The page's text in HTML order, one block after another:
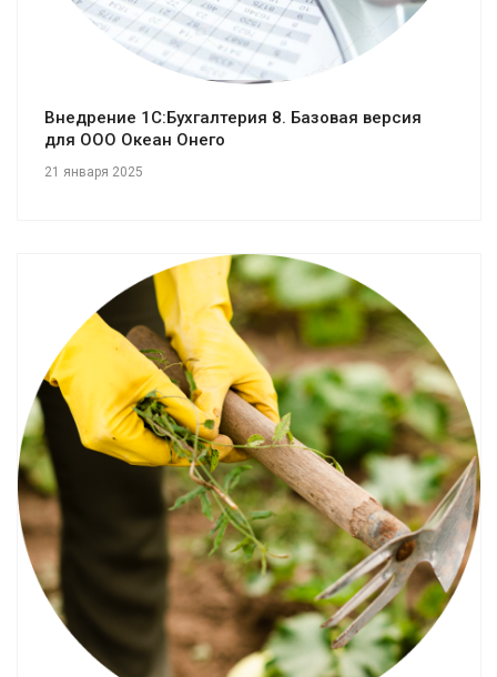
Внедрение 1С:Бухгалтерия 8. Базовая версия
для ООО Океан Онего
21 января 2025
Смотреть проект